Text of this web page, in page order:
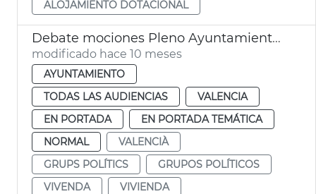
ALOJAMIENTO DOTACIONAL
Debate mociones Pleno Ayuntamiento València
modificado hace 10 meses
AYUNTAMIENTO
TODAS LAS AUDIENCIAS
VALENCIA
EN PORTADA
EN PORTADA TEMÁTICA
NORMAL
VALENCIÀ
GRUPS POLÍTICS
GRUPOS POLÍTICOS
VIVENDA
VIVIENDA